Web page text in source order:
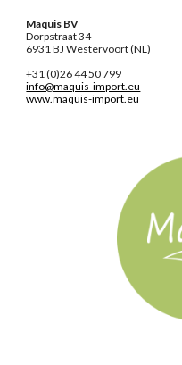
Maquis BV
Dorpstraat 34
6931 BJ Westervoort (NL)
+31 (0)26 44 50 799
info@maquis-import.eu
www.maquis-import.eu